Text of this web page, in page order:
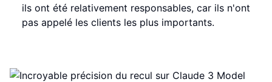
ils ont été relativement responsables, car ils n'ont
pas appelé les clients les plus importants.